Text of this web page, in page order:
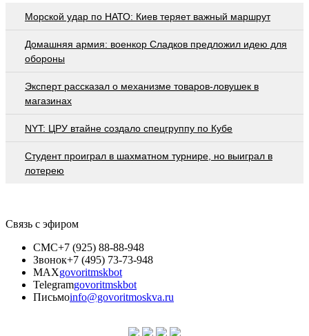
Морской удар по НАТО: Киев теряет важный маршрут
Домашняя армия: военкор Сладков предложил идею для
обороны
Эксперт рассказал о механизме товаров-ловушек в
магазинах
NYT: ЦРУ втайне создало спецгруппу по Кубе
Студент проиграл в шахматном турнире, но выиграл в
лотерею
Связь с эфиром
СМС+7 (925) 88-88-948
Звонок+7 (495) 73-73-948
MAXgovoritmskbot
Telegramgovoritmskbot
Письмоinfo@govoritmoskva.ru